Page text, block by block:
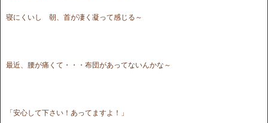
寝にくいし 朝、首が凄く凝って感じる～
最近、腰が痛くて・・・布団があってないんかな～
「安心して下さい！あってますよ！」